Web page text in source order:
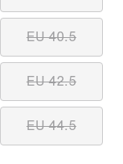
EU 40.5
EU 42.5
EU 44.5